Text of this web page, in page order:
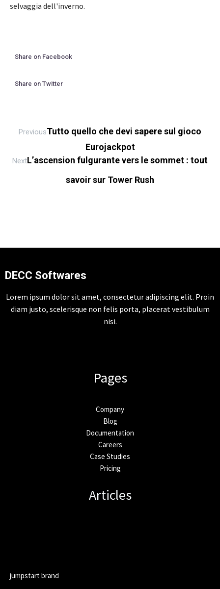
selvaggia dell'inverno.
Share on Facebook
Share on Twitter
PreviousTutto quello che devi sapere sul gioco
Eurojackpot
NextL’ascension fulgurante vers le sommet : tout
savoir sur Tower Rush
DECC Softwares
Lorem ipsum dolor sit amet, consectetur adipiscing elit. Proin
diam justo, scelerisque non felis porta, placerat vestibulum
nisi.
Pages
Company
Blog
Documentation
Careers
Case Studies
Pricing
Articles
jumpstart brand